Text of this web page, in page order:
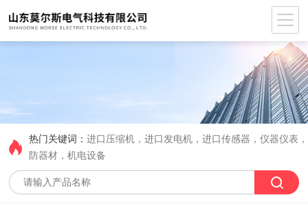
热门关键词：进口压缩机，进口发电机，进口传感器，仪器仪表
防器材，机电设备